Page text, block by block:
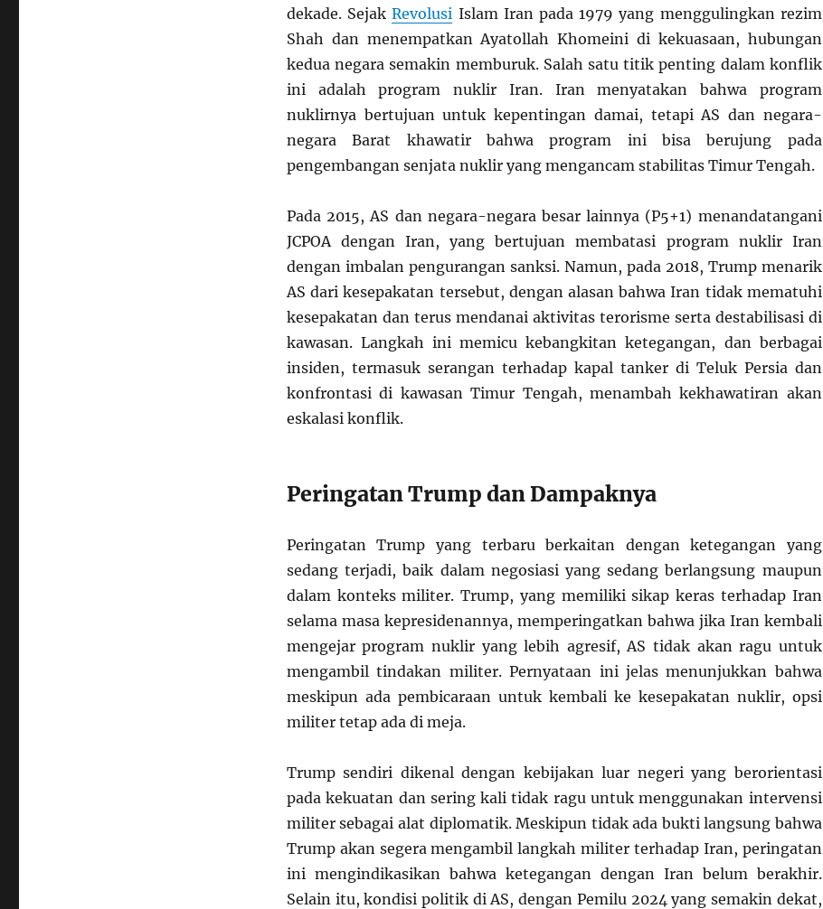
dekade. SejakRevolusi Islam Iran pada 1979 yang menggulingkan rezim
Shah dan menempatkan Ayatollah Khomeini di kekuasaan, hubungan
kedua negara semakin memburuk. Salah satu titik penting dalam konflik
ini adalah program nuklir Iran. Iran menyatakan bahwa program
nuklirnya bertujuan untuk kepentingan damai, tetapi AS dan negara-
negara Barat khawatir bahwa program ini bisa berujung pada
pengembangan senjata nuklir yang mengancam stabilitas Timur Tengah.
Pada 2015, AS dan negara-negara besar lainnya (P5+1) menandatangani
JCPOA dengan Iran, yang bertujuan membatasi program nuklir Iran
dengan imbalan pengurangan sanksi. Namun, pada 2018, Trump menarik
AS dari kesepakatan tersebut, dengan alasan bahwa Iran tidak mematuhi
kesepakatan dan terus mendanai aktivitas terorisme serta destabilisasi di
kawasan. Langkah ini memicu kebangkitan ketegangan, dan berbagai
insiden, termasuk serangan terhadap kapal tanker di Teluk Persia dan
konfrontasi di kawasan Timur Tengah, menambah kekhawatiran akan
eskalasi konflik.
Peringatan Trump dan Dampaknya
Peringatan Trump yang terbaru berkaitan dengan ketegangan yang
sedang terjadi, baik dalam negosiasi yang sedang berlangsung maupun
dalam konteks militer. Trump, yang memiliki sikap keras terhadap Iran
selama masa kepresidenannya, memperingatkan bahwa jika Iran kembali
mengejar program nuklir yang lebih agresif, AS tidak akan ragu untuk
mengambil tindakan militer. Pernyataan ini jelas menunjukkan bahwa
meskipun ada pembicaraan untuk kembali ke kesepakatan nuklir, opsi
militer tetap ada di meja.
Trump sendiri dikenal dengan kebijakan luar negeri yang berorientasi
pada kekuatan dan sering kali tidak ragu untuk menggunakan intervensi
militer sebagai alat diplomatik. Meskipun tidak ada bukti langsung bahwa
Trump akan segera mengambil langkah militer terhadap Iran, peringatan
ini mengindikasikan bahwa ketegangan dengan Iran belum berakhir.
Selain itu, kondisi politik di AS, dengan Pemilu 2024 yang semakin dekat,